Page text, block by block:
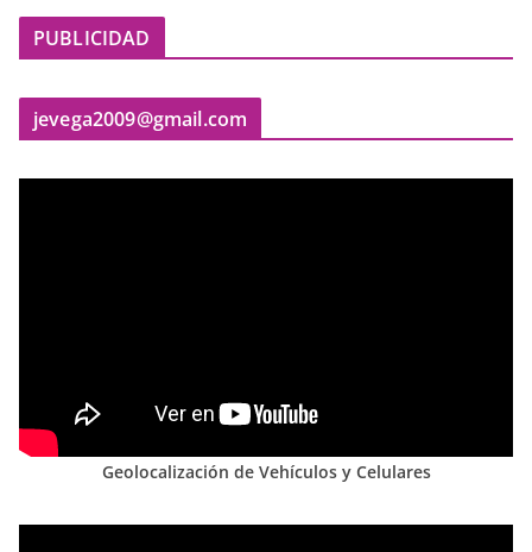
PUBLICIDAD
jevega2009@gmail.com
Geolocalización de Vehículos y Celulares